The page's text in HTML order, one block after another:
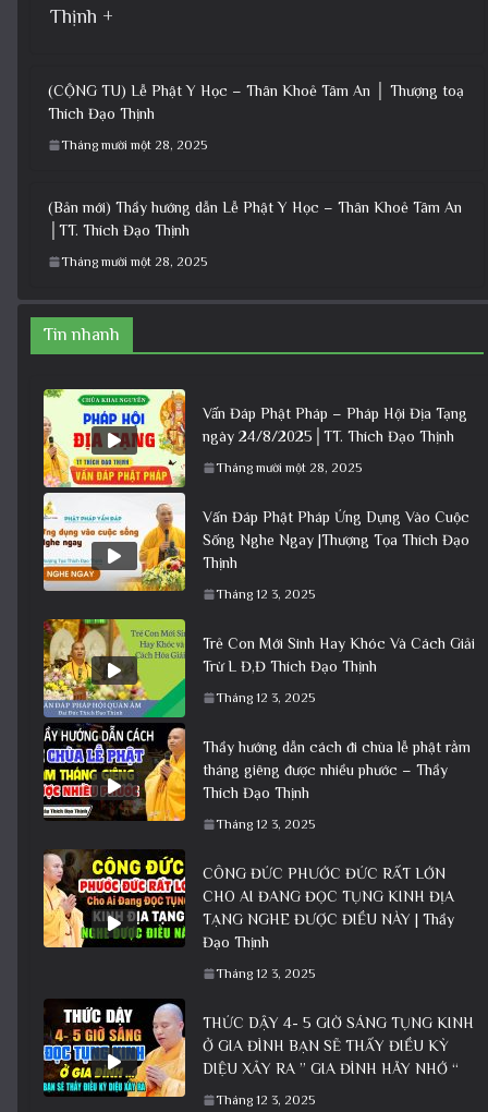
Thịnh +
(CỘNG TU) Lễ Phật Y Học – Thân Khoẻ Tâm An │ Thượng toạ
Thích Đạo Thịnh
Tháng mười một 28, 2025
(Bản mới) Thầy hướng dẫn Lễ Phật Y Học – Thân Khoẻ Tâm An
│TT. Thích Đạo Thịnh
Tháng mười một 28, 2025
Tin nhanh
Vấn Đáp Phật Pháp – Pháp Hội Địa Tạng
ngày 24/8/2025│TT. Thích Đạo Thịnh
Tháng mười một 28, 2025
Vấn Đáp Phật Pháp Ứng Dụng Vào Cuộc
Sống Nghe Ngay |Thượng Tọa Thích Đạo
Thịnh
Tháng 12 3, 2025
Trẻ Con Mới Sinh Hay Khóc Và Cách Giải
Trừ L Đ,Đ Thích Đạo Thịnh
Tháng 12 3, 2025
Thầy hướng dẫn cách đi chùa lễ phật rằm
tháng giêng được nhiều phước – Thầy
Thích Đạo Thịnh
Tháng 12 3, 2025
CÔNG ĐỨC PHƯỚC ĐỨC RẤT LỚN
CHO AI ĐANG ĐỌC TỤNG KINH ĐỊA
TẠNG NGHE ĐƯỢC ĐIỀU NÀY | Thầy
Đạo Thịnh
Tháng 12 3, 2025
THỨC DẬY 4- 5 GIỜ SÁNG TỤNG KINH
Ở GIA ĐÌNH BẠN SẼ THẤY ĐIỀU KỲ
DIỆU XẢY RA ” GIA ĐÌNH HÃY NHỚ “
Tháng 12 3, 2025